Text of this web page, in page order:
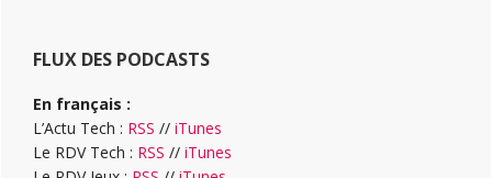
FLUX DES PODCASTS
En français :
L’Actu Tech : RSS // iTunes
Le RDV Tech : RSS // iTunes